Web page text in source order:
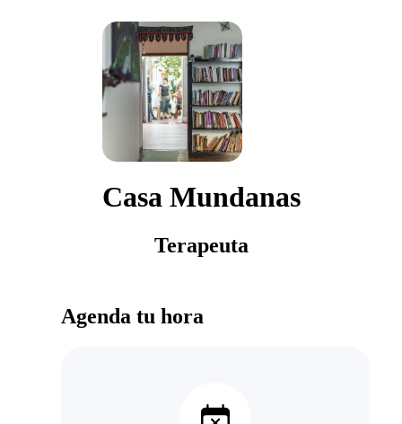
Casa Mundanas
Terapeuta
Agenda tu hora